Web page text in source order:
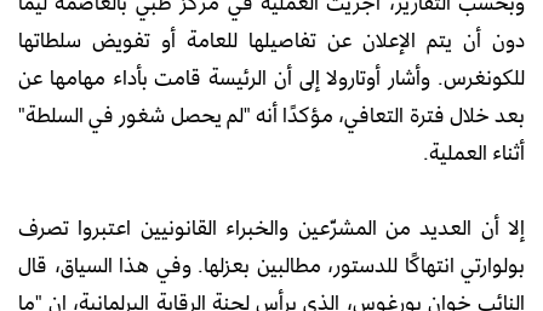
دون أن يتم الإعلان عن تفاصيلها للعامة أو تفويض سلطاتها
للكونغرس. وأشار أوتارولا إلى أن الرئيسة قامت بأداء مهامها عن
بعد خلال فترة التعافي، مؤكدًا أنه "لم يحصل شغور في السلطة"
أثناء العملية.
إلا أن العديد من المشرّعين والخبراء القانونيين اعتبروا تصرف
بولوارتي انتهاكًا للدستور، مطالبين بعزلها. وفي هذا السياق، قال
النائب خوان بورغوس، الذي يرأس لجنة الرقابة البرلمانية، إن "ما